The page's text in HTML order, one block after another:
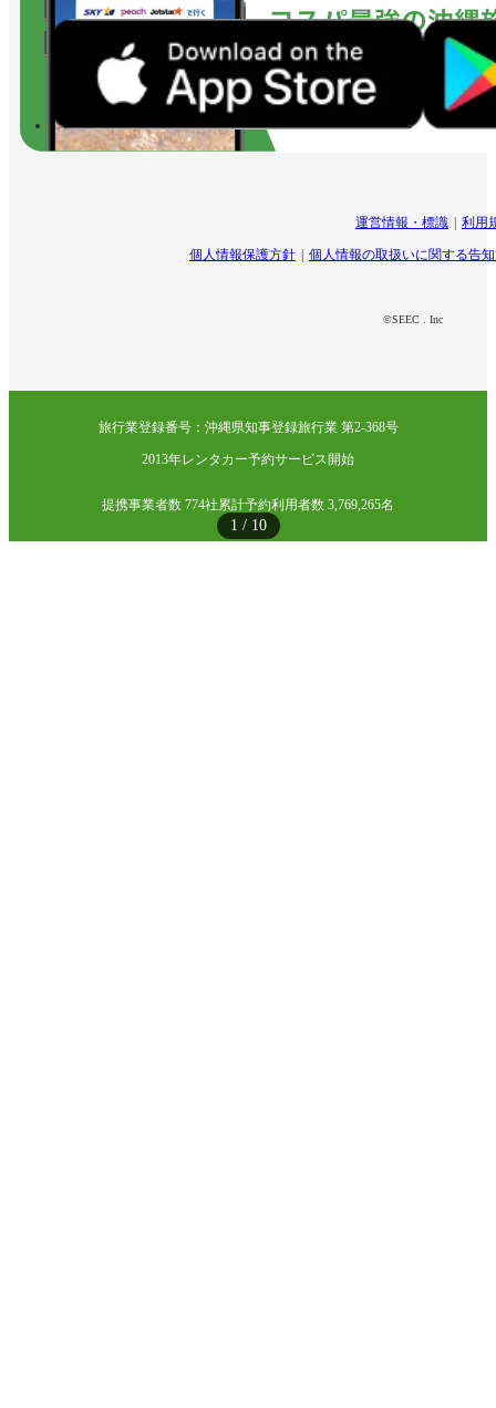
1 / 10
運営情報・標識 利用
個人情報保護方針 個人情報の取扱いに関する告
©SEEC . Inc
旅行業登録番号：沖縄県知事登録旅行業 第2-368号
2013年レンタカー予約サービス開始
提携事業者数 774社累計予約利用者数 3,769,265名